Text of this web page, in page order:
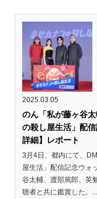
2025.03.05
のん「私が藤ヶ谷
の殺し屋生活」配
詳細】レポート
3月4日、都内にて、
屋生活」配信記念ウォ
谷太輔、渡部篤郎、英
聴者と共に鑑賞した。...